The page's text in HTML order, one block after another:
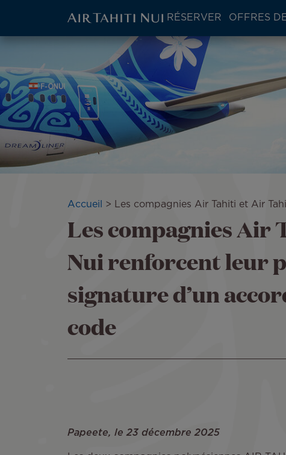
contenu
principal
ATN:
Main
menu
block
RÉSERVER OFFRES
Fil
Accueil Les compagnies Air Tahiti et Air
Les compagnies
Nui renforcent leur
signature d’un
code
Papeete, le 23 décembre 2025